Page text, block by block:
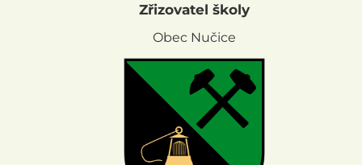
Zřizovatel školy
Obec Nučice